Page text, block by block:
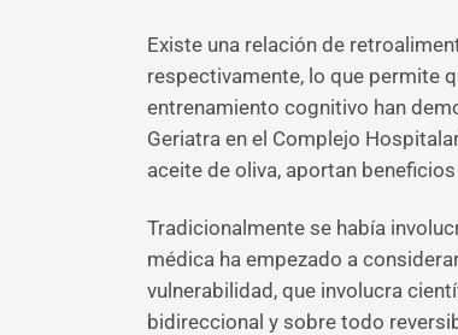
Existe una relación de
respectivamente, lo que permite
entrenamiento cognitivo han
Geriatra en el Complejo
aceite de oliva, aportan
Tradicionalmente se había
médica ha empezado a
vulnerabilidad, que involucra
bidireccional y sobre todo